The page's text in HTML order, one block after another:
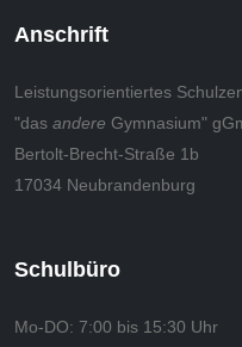
Anschrift
Leistungsorientiertes
"das andere Gymnasium"
Bertolt-Brecht-Straße 1b
17034 Neubrandenburg
Schulbüro
Mo-DO: 7:00 bis 15:30 Uhr